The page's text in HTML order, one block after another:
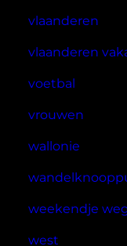
vlaanderen
vlaanderen
voetbal
vrouwen
wallonie
weekendje
west